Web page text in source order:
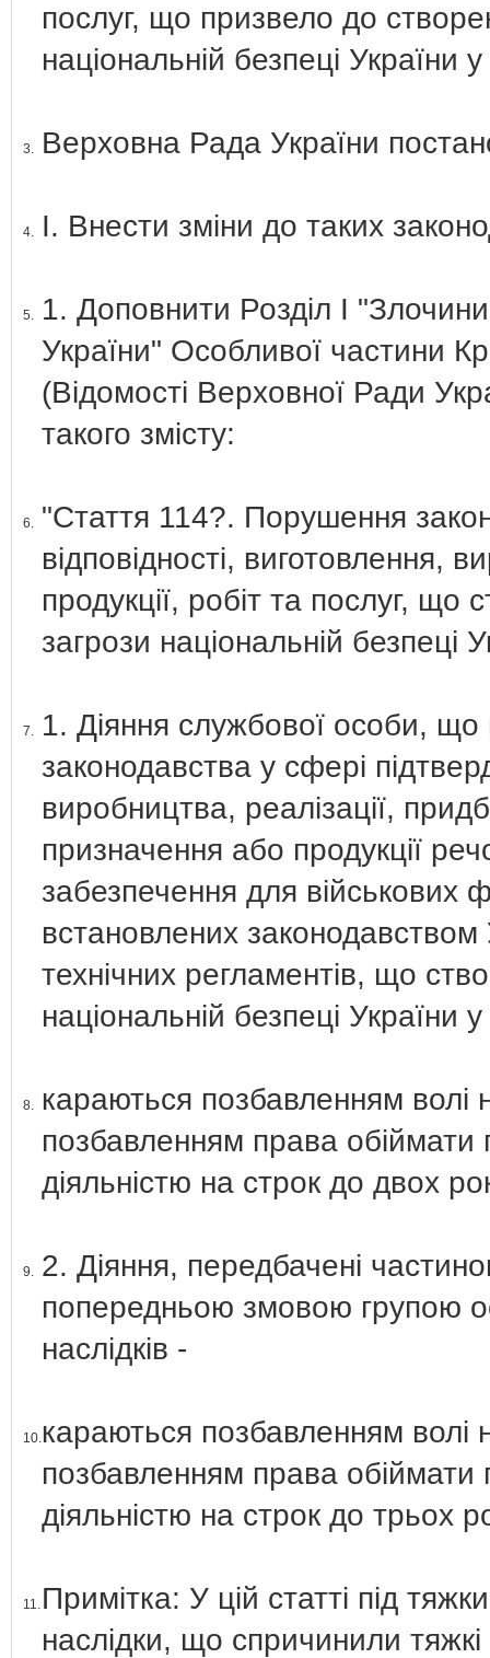
послуг, що призвело до
національній безпеці України
3. Верховна Рада України
4. І. Внести зміни до таких
5.
1. Доповнити Розділ І
України" Особливої частини
(Відомості Верховної Ради
такого змісту:
6. "Стаття 114?. Порушення
відповідності, виготовлення,
продукції, робіт та послуг, що
загрози національній безпеці
7.
1. Діяння службової особи,
законодавства у сфері
виробництва, реалізації,
призначення або продукції
забезпечення для військових
встановлених
технічних регламентів, що
національній безпеці України
8.
караються позбавленням волі
позбавленням права
діяльністю на строк до двох
9. 2. Діяння, передбачені
попередньою змовою групою
наслідків -
10.караються позбавленням волі
позбавленням права
діяльністю на строк до трьох
11. Примітка: У цій статті під
наслідки, що спричинили